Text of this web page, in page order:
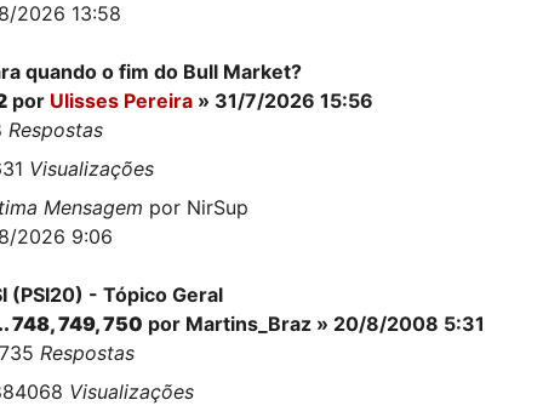
2026 13:58
quando o fim do Bull Market?
por Ulisses Pereira » 31/7/2026 15:56
Respostas
Visualizações
Mensagem por NirSup
2026 9:06
(PSI20) - Tópico Geral
748,749,750 por Martins_Braz » 20/8/2008 5:31
Respostas
Visualizações